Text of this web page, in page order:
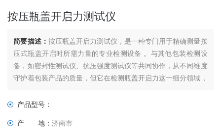
按压瓶盖开启力测试仪
简要描述： 按压瓶盖开启力测试仪，是一种专门用于精确测量按
压式瓶盖开启时所需力量的专业检测设备 。与其他包装检测设
备，如密封性测试仪、抗压强度测试仪等共同协作，从不同维度
守护着包装产品的质量，但它在检测瓶盖开启力这一细分领域，
产品型号：
产 地：济南市